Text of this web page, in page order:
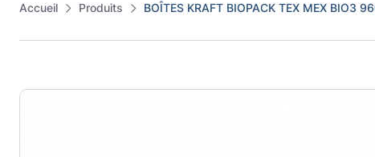
Accueil Produits BOÎTES KRAFT BIOPACK TEX MEX BIO3